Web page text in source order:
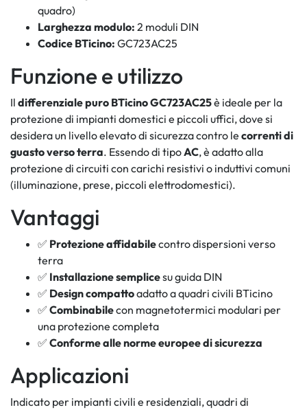
quadro)
Larghezza modulo: 2 moduli DIN
Codice BTicino: GC723AC25
Funzione e utilizzo
Il differenziale puro BTicino GC723AC25è ideale per la
protezione di impianti domestici e piccoli uffici, dove si
desidera un livello elevato di sicurezza contro le correnti di
guasto verso terra. Essendo di tipoAC, è adatto alla
protezione di circuiti con carichi resistivi o induttivi comuni
(illuminazione, prese, piccoli elettrodomestici).
Vantaggi
✅ Protezione affidabilecontro dispersioni verso
terra
✅ Installazione semplicesu guida DIN
✅ Design compattoadatto a quadri civili BTicino
✅ Combinabilecon magnetotermici modulari per
una protezione completa
✅ Conforme alle norme europee di sicurezza
Applicazioni
Indicato per impianti civili e residenziali, quadri di